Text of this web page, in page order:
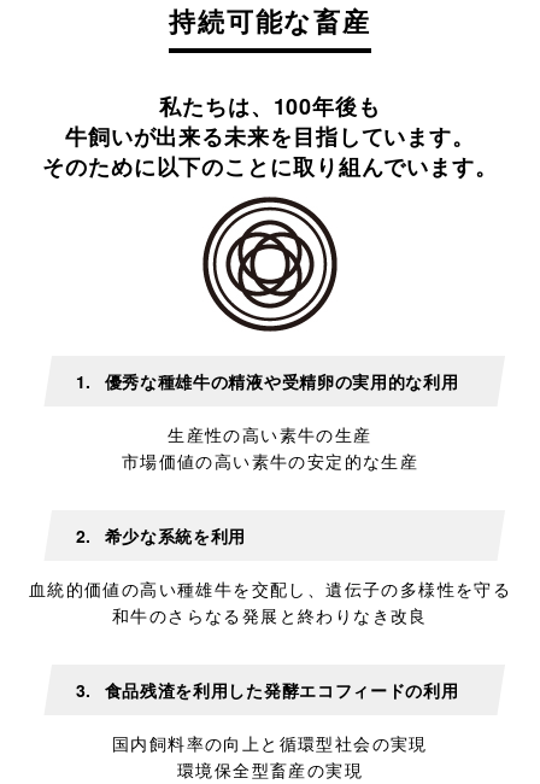
持続可能な畜産
私たちは、100年後も
牛飼いが出来る未来を目指しています。
そのために以下のことに取り組んでいます。
1. 優秀な種雄牛の精液や受精卵の実用的な利用
生産性の高い素牛の生産
市場価値の高い素牛の安定的な生産
2. 希少な系統を利用
血統的価値の高い種雄牛を交配し、遺伝子の多様性を守る
和牛のさらなる発展と終わりなき改良
3. 食品残渣を利用した発酵エコフィードの利用
国内飼料率の向上と循環型社会の実現
環境保全型畜産の実現